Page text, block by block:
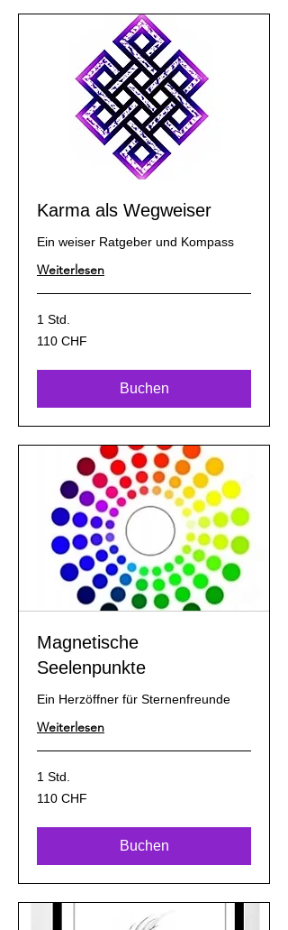
Karma als Wegweiser
Ein weiser Ratgeber und Kompass
Weiterlesen
1 Std.
110
Schweizer
110 CHF
Buchen
Magnetische
Seelenpunkte
Ein Herzöffner für Sternenfreunde
Weiterlesen
1 Std.
110
Schweizer
110 CHF
Buchen